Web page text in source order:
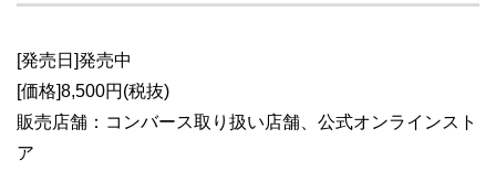
[発売日]発売中
[価格]8,500円(税抜)
販売店舗：コンバース取り扱い店舗、公式オンラインスト
ア